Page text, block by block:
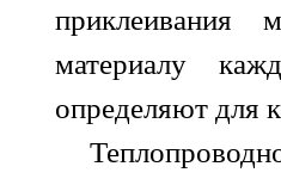
приклеивания
материалу
определяют для